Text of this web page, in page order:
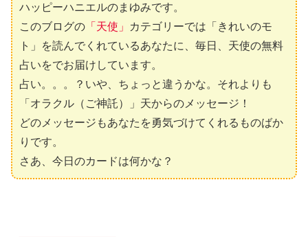
ハッピーハニエルのまゆみです。
このブログの 「天使」
カテゴリーでは「きれいのモ
ト」を読んでくれているあなたに、毎日、天使の無料
占いをでお届けしています。
占い。。。？いや、ちょっと違うかな。それよりも
「オラクル（ご神託）」天からのメッセージ！
どのメッセージもあなたを勇気づけてくれるものばか
りです。
さあ、今日のカードは何かな？